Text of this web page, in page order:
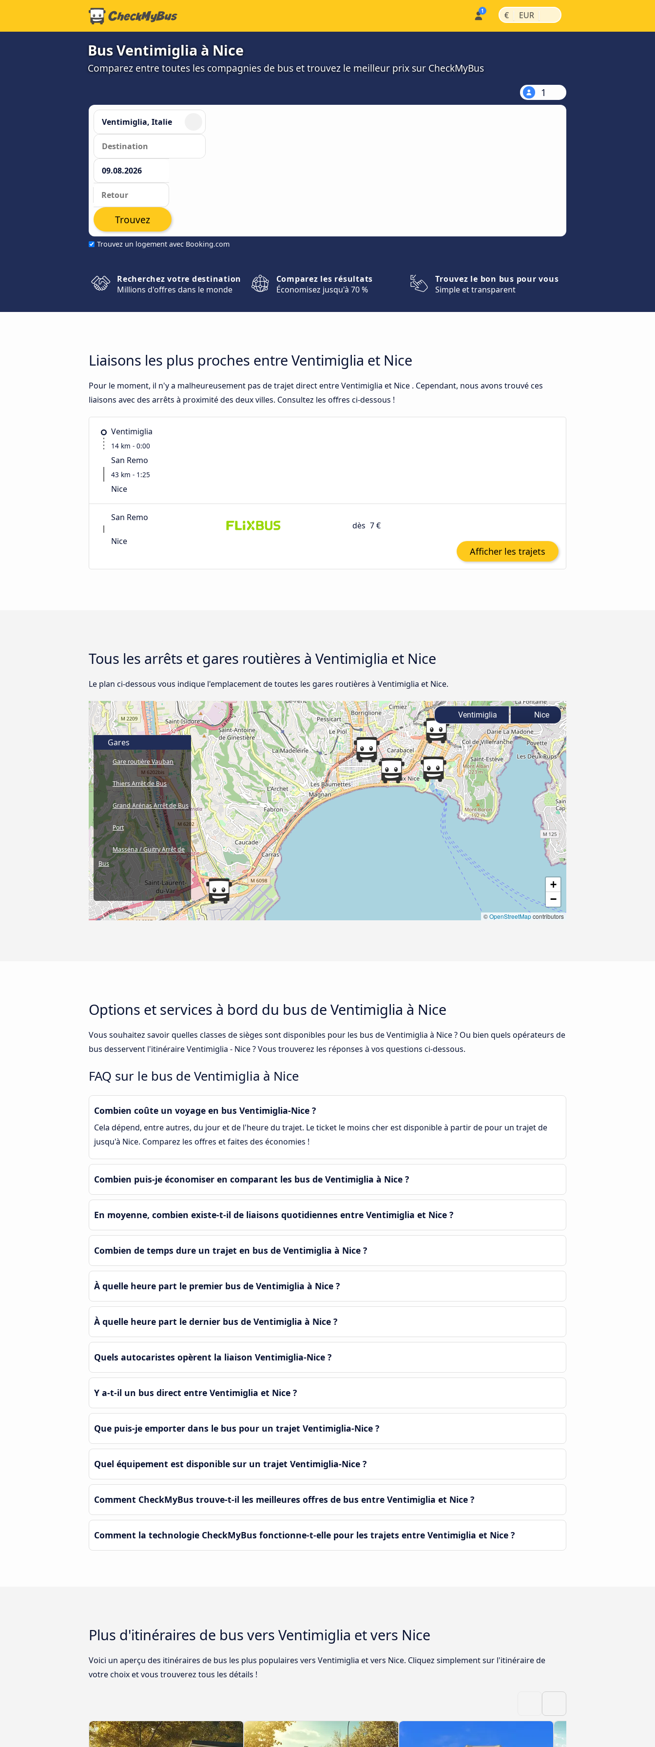
€ | EUR |
Bus Ventimiglia à Nice
Comparez entre toutes les compagnies de bus et trouvez le meilleur prix sur CheckMyBus
1
Trouvez un logement avec Booking.com
Trouvez
Recherchez votre destination
Millions d'offres dans le monde
Comparez les résultats
Économisez jusqu'à 70 %
Trouvez le bon bus pour vous
Simple et transparent
Liaisons les plus proches entre Ventimiglia et Nice
Pour le moment, il n'y a malheureusement pas de trajet direct entre Ventimiglia et Nice . Cependant, nous avons trouvé ces
liaisons avec des arrêts à proximité des deux villes. Consultez les offres ci-dessous !
Ventimiglia
14 km - 0:00
San Remo
43 km - 1:25
Nice
San Remo
Nice
dès 7 €
Afficher les trajets
Tous les arrêts et gares routières à Ventimiglia et Nice
Le plan ci-dessous vous indique l'emplacement de toutes les gares routières à Ventimiglia et Nice.
+
−
©OpenStreetMapcontributors
Gares
Gare routière Vauban
Thiers Arrêt de Bus
Grand Arénas Arrêt de Bus
Port
Masséna / Guitry Arrêt de
Bus
Ventimiglia Nice
Options et services à bord du bus de Ventimiglia à Nice
Vous souhaitez savoir quelles classes de sièges sont disponibles pour les bus de Ventimiglia à Nice ? Ou bien quels opérateurs de
bus desservent l'itinéraire Ventimiglia - Nice ? Vous trouverez les réponses à vos questions ci-dessous.
FAQ sur le bus de Ventimiglia à Nice
Combien coûte un voyage en bus Ventimiglia-Nice ?
Cela dépend, entre autres, du jour et de l'heure du trajet. Le ticket le moins cher est disponible à partir de pour un trajet de
jusqu'à Nice. Comparez les offres et faites des économies !
Combien puis-je économiser en comparant les bus de Ventimiglia à Nice ?
En moyenne, combien existe-t-il de liaisons quotidiennes entre Ventimiglia et Nice ?
Combien de temps dure un trajet en bus de Ventimiglia à Nice ?
À quelle heure part le premier bus de Ventimiglia à Nice ?
À quelle heure part le dernier bus de Ventimiglia à Nice ?
Quels autocaristes opèrent la liaison Ventimiglia-Nice ?
Y a-t-il un bus direct entre Ventimiglia et Nice ?
Que puis-je emporter dans le bus pour un trajet Ventimiglia-Nice ?
Quel équipement est disponible sur un trajet Ventimiglia-Nice ?
Comment CheckMyBus trouve-t-il les meilleures offres de bus entre Ventimiglia et Nice ?
Comment la technologie CheckMyBus fonctionne-t-elle pour les trajets entre Ventimiglia et Nice ?
Plus d'itinéraires de bus vers Ventimiglia et vers Nice
Voici un aperçu des itinéraires de bus les plus populaires vers Ventimiglia et vers Nice. Cliquez simplement sur l'itinéraire de
votre choix et vous trouverez tous les détails !